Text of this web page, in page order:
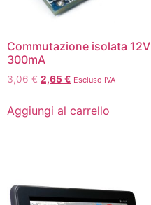
Commutazione isolata 12V
300mA
3,06€ 2,65€ Escluso IVA
Aggiungi al carrello